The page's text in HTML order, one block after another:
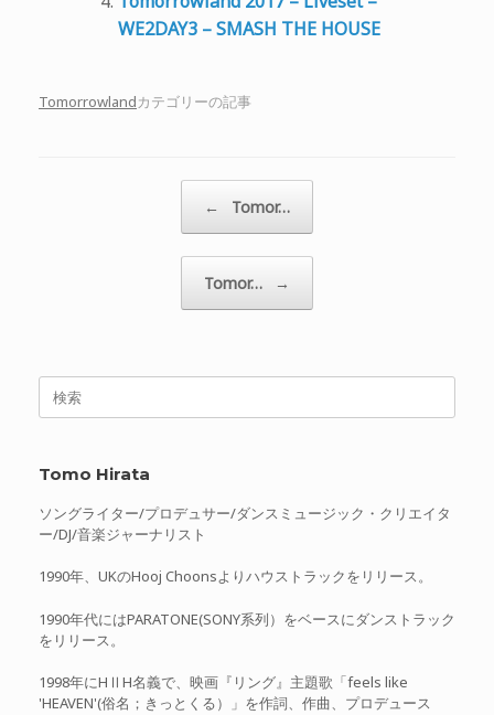
WE2DAY3 – SMASH THE HOUSE
Tomorrowlandカテゴリーの記事
← Tomor…
Tomor… →
検
Tomo Hirata
ソングライター/プロデュサー/ダンスミュージック・クリエイタ
ー/DJ/音楽ジャーナリスト
1990年、UKのHooj Choonsよりハウストラックをリリース。
1990年代にはPARATONE(SONY系列）をベースにダンストラック
をリリース。
1998年にHⅡH名義で、映画『リング』主題歌「feels like
'HEAVEN'(俗名；きっとくる）」を作詞、作曲、プロデュース